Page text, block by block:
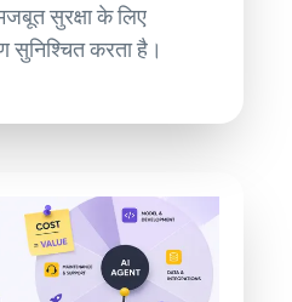
सुरक्षा के लिए
करता है।